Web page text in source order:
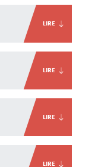
LIRE
LIRE
LIRE
LIRE